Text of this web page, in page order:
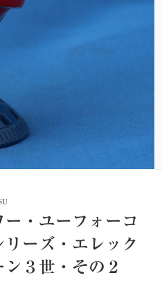
・ユーフォーコ
ーズ・エレック
３世・その２